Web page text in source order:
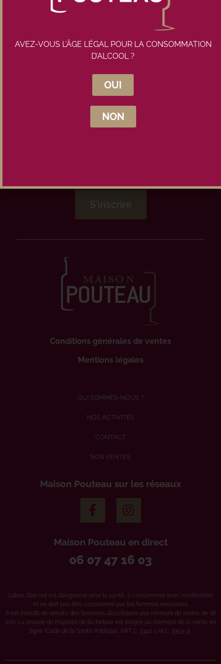
Maison Pouteau
Conditions générales de ventes
Mentions légales
QUI SOMMES-NOUS ?
NOS ACTIVITÉS
CONTACT
NOS VENTES
Maison Pouteau sur les réseaux
Maison Pouteau en direct
06 07 47 16 03
L’abus d’alcool est dangereux pour la santé, à consommer avec modération
et ne doit pas être consommé par les femmes enceintes.
Il est interdit de vendre des boissons alcooliques aux mineurs de moins de 18
ans. La preuve de majorité de l’acheteur est exigée au moment de la vente en
ligne (Code de la Santé Publique, ART. L. 3342-1 et L. 3353-3).
AVEZ-VOUS L’ÂGE LÉGAL POUR LA CONSOMMATION
D’ALCOOL ?
OUI
NON